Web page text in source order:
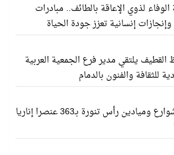
لذوي الإعاقة بالطائف.. مبادرات
إنسانية تعزز جودة الحياة
يلتقي مدير فرع الجمعية العربية
للثقافة والفنون بالدمام
إنارة شوارع وميادين رأس تنورة بـ363 عنصرا إناريا